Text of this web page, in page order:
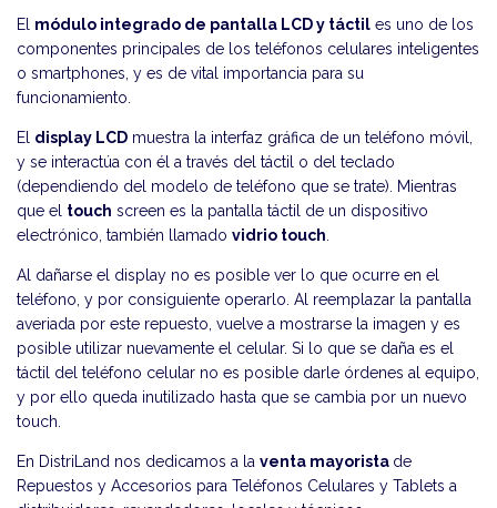
El módulo integrado de pantalla LCD y táctil es uno de los
componentes principales de los teléfonos celulares inteligentes
o smartphones, y es de vital importancia para su
funcionamiento.
El display LCD muestra la interfaz gráfica de un teléfono móvil,
y se interactúa con él a través del táctil o del teclado
(dependiendo del modelo de teléfono que se trate). Mientras
que el touch screen es la pantalla táctil de un dispositivo
electrónico, también llamado vidrio touch
Al dañarse el display no es posible ver lo que ocurre en el
teléfono, y por consiguiente operarlo. Al reemplazar la pantalla
averiada por este repuesto, vuelve a mostrarse la imagen y es
posible utilizar nuevamente el celular. Si lo que se daña es el
táctil del teléfono celular no es posible darle órdenes al equipo,
y por ello queda inutilizado hasta que se cambia por un nuevo
touch.
En DistriLand nos dedicamos a la venta mayorista de
Repuestos y Accesorios para Teléfonos Celulares y Tablets a